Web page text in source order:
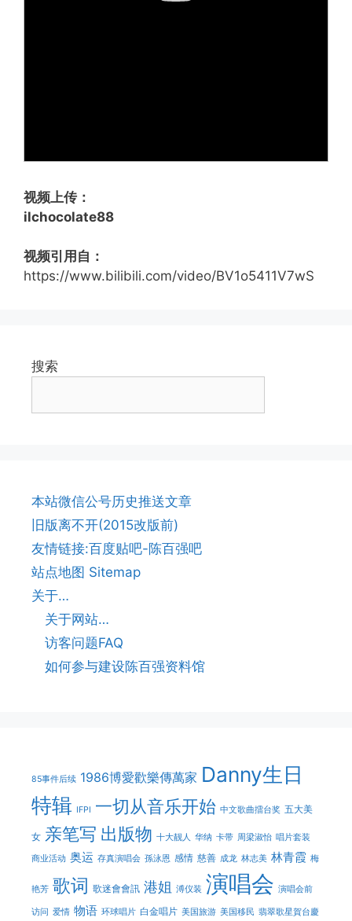
视频上传：
ilchocolate88
视频引用自：
https://www.bilibili.com/video/BV1o5411V7wS
搜索
本站微信公号历史推送文章
旧版离不开(2015改版前)
友情链接:百度贴吧-陈百强吧
站点地图 Sitemap
关于…
关于网站…
访客问题FAQ
如何参与建设陈百强资料馆
85事件后续 1986博愛歡樂傳萬家 Danny生日
特辑 IFPI 一切从音乐开始 中文歌曲擂台奖 五大美
女 亲笔写 出版物 十大靓人 华纳 卡带 周梁淑怡 唱片套装
商业活动 奥运 存真演唱会 孫泳恩 感情 慈善 成龙 林志美 林青霞 梅
艳芳 歌词 歌迷會會訊 港姐 溥仪装 演唱会 演唱会前
访问 爱情 物语 环球唱片 白金唱片 美国旅游 美国移民 翡翠歌星賀台慶